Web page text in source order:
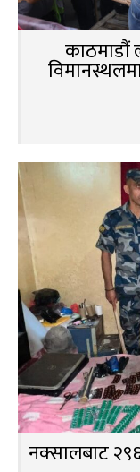
काठमाडौं
नक्सालबाट